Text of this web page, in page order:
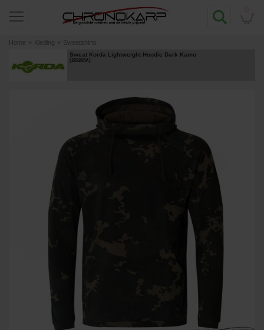
Home » Kleding » Sweatshirts
Sweat Korda Lightweight Hoodie Dark Kamo
[269208A]